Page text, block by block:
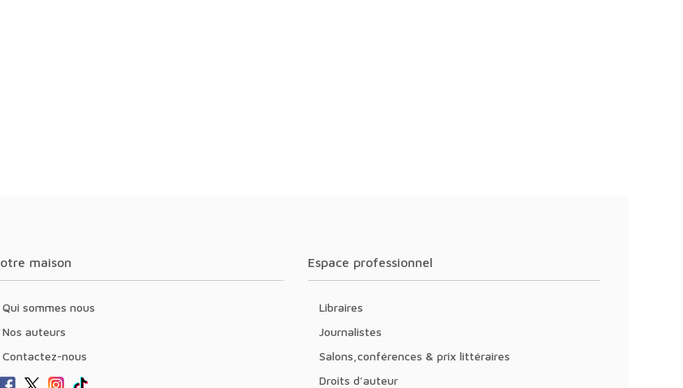
Notre maison
Qui sommes nous
Nos auteurs
Contactez-nous
Espace professionnel
Libraires
Journalistes
Salons,conférences & prix littéraires
Droits d'auteur